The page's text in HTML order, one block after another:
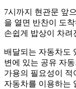
7시까지 현관문 앞
을 열면 반찬이 도
손쉽게 밥상이 차려
배달되는 자동차도
변에 있는 공유 자
가용의 필요성이 적
자동차를 이용하는